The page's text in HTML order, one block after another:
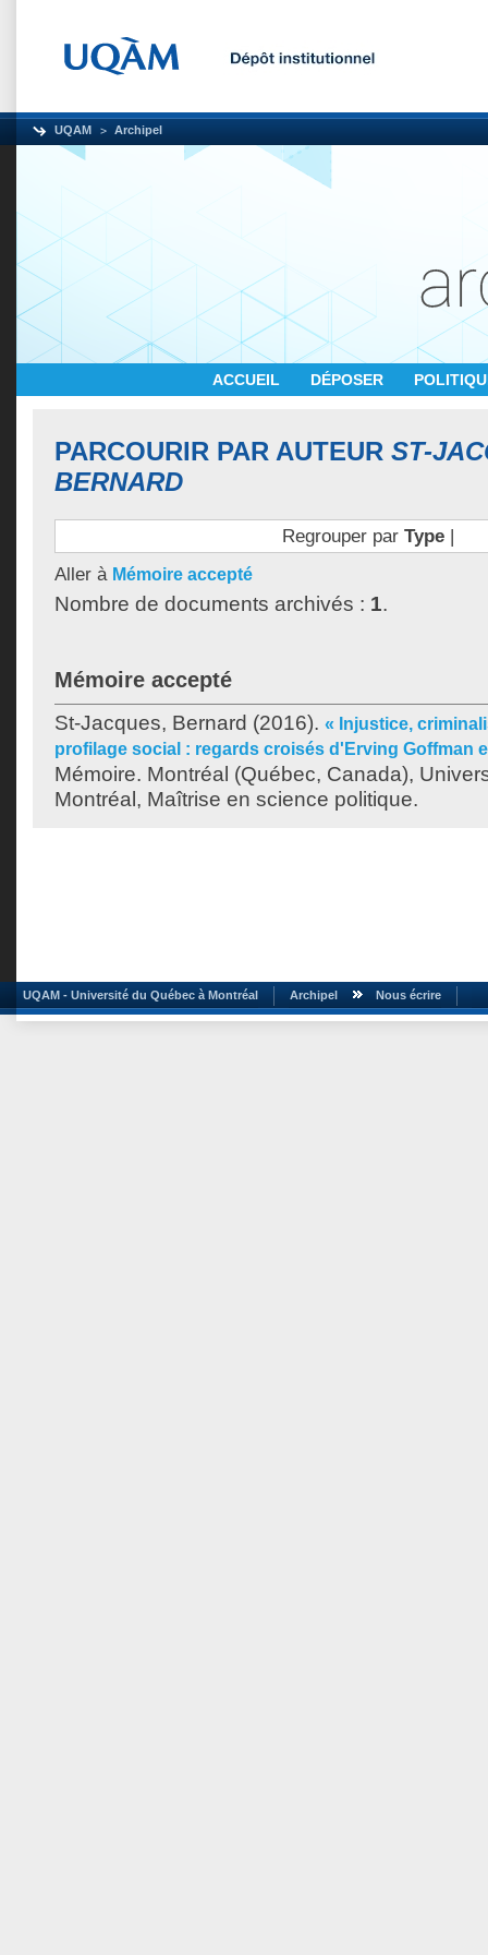
UQAM Archipel
ACCUEIL DÉPOSER
PARCOURIR PAR AUTEUR ST-
BERNARD
Regrouper par Type|
Aller à Mémoire accepté
Nombre de documents archivés : 1.
Mémoire accepté
St-Jacques, Bernard (2016). « Injustice,
profilage social : regards croisés d'Erving Goffman
Mémoire. Montréal (Québec, Canada),
Montréal, Maîtrise en science politique.
UQAM - Université du Québec à Montréal Archipel Nous écrire